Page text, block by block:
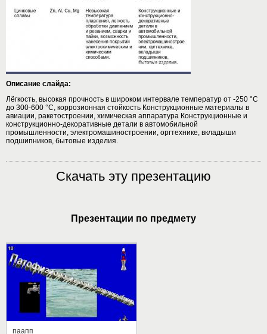
Описание слайда:
Лёгкость, высокая прочность в широком интервале температур от -250 °С
до 300-600 °С, коррозионная стойкость Конструкционные материалы в
авиации, ракетостроении, химическая аппаратура Конструкционные и
конструкционно-декоративные детали в автомобильной
промышленности, электромашиностроении, оргтехнике, вкладыши
подшипников, бытовые изделия.
Скачать эту презентацию
Презентации по предмету
паапп